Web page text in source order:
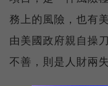
務上的風險，也有
由美國政府親自操
不善，則是人財兩失